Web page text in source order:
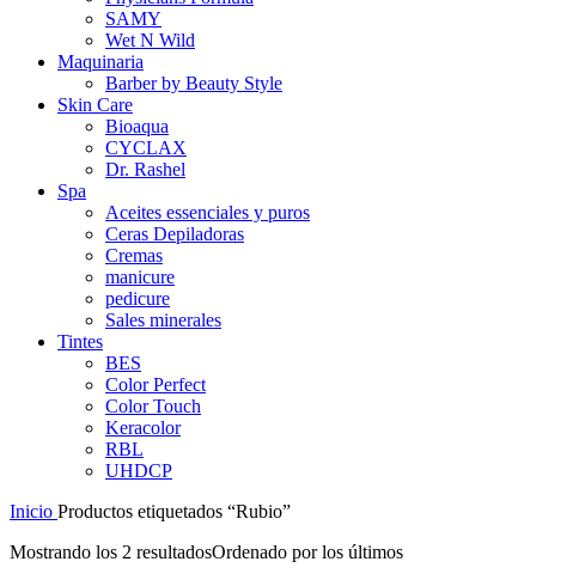
SAMY
Wet N Wild
Maquinaria
Barber by Beauty Style
Skin Care
Bioaqua
CYCLAX
Dr. Rashel
Spa
Aceites essenciales y puros
Ceras Depiladoras
Cremas
manicure
pedicure
Sales minerales
Tintes
BES
Color Perfect
Color Touch
Keracolor
RBL
UHDCP
Inicio Productos etiquetados “Rubio”
Mostrando los 2 resultadosOrdenado por los últimos